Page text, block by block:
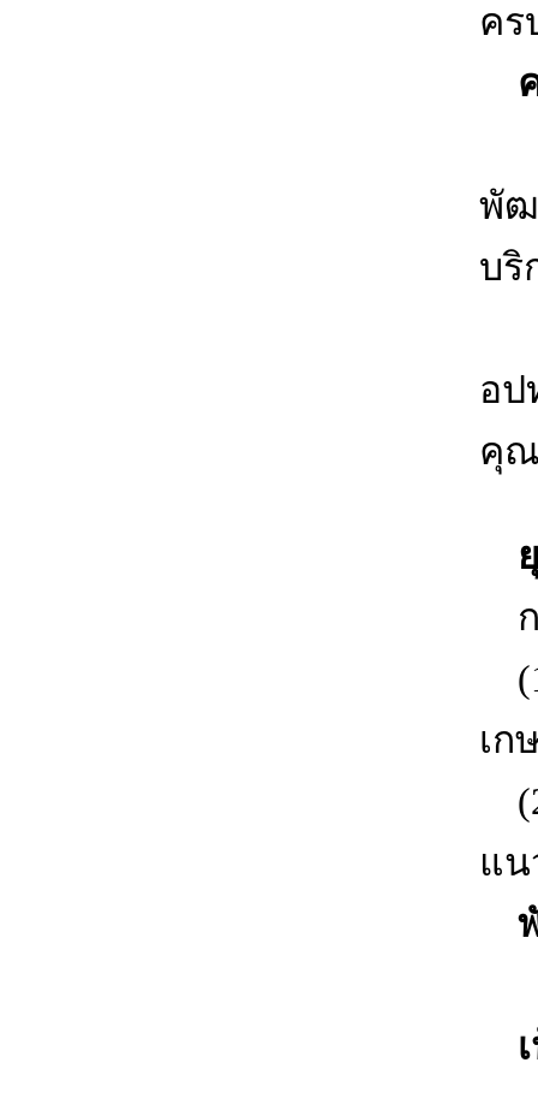
คร
ค
พัฒ
บริ
อป
คุ
ยุ
ก
เก
แน
พั
เ